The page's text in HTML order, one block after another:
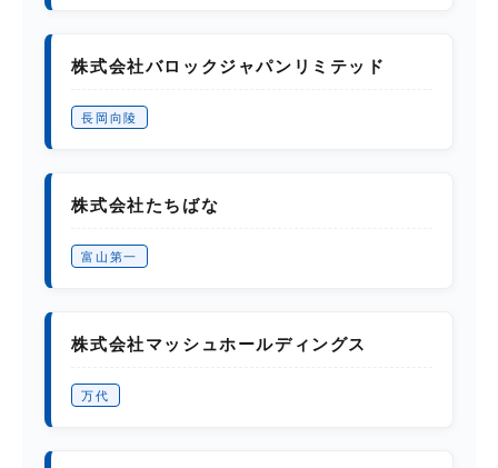
株式会社バロックジャパンリミテッド
長岡向陵
株式会社たちばな
富山第一
株式会社マッシュホールディングス
万代